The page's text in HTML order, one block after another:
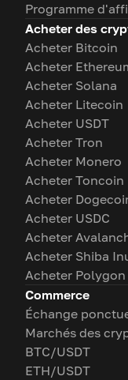
Programme
Acheter des
Acheter Bitcoin
Acheter
Acheter Solana
Acheter Litecoin
Acheter USDT
Acheter Tron
Acheter Monero
Acheter Toncoin
Acheter
Acheter USDC
Acheter
Acheter Shiba
Acheter Polygon
Commerce
Échange
Marchés des
BTC/USDT
ETH/USDT